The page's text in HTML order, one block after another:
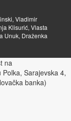
Vladimir
Klisurić, Vlasta
Unuk, Draženka
na
Sarajevska 4,
banka)